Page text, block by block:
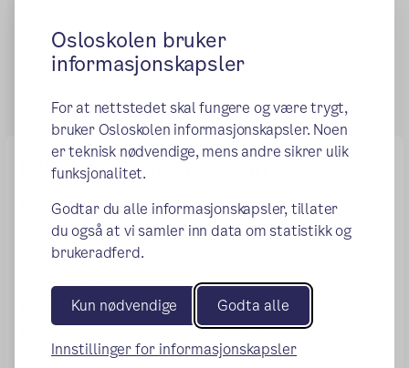
Osloskolen bruker
informasjonskapsler
For at nettstedet skal fungere og være trygt,
bruker Osloskolen informasjonskapsler. Noen
er teknisk nødvendige, mens andre sikrer ulik
funksjonalitet.
Godtar du alle informasjonskapsler, tillater
du også at vi samler inn data om statistikk og
brukeradferd.
Kun nødvendige Godta alle
Innstillinger for informasjonskapsler
Publisert:07.04.2015 Endret: 30.06.2026
Pålogging Helsenorge.no
Foresatte til elever under 16 år og elever fra 16 år og
oppover kan bruke helsenorge.no for å kontakte
skolehelsetjenesten.
Slik gjør du:
Logg deg inn på helsenorge.no
Hvis foresatt: Velg barnet det gjelder
Klikk på helsekontakter